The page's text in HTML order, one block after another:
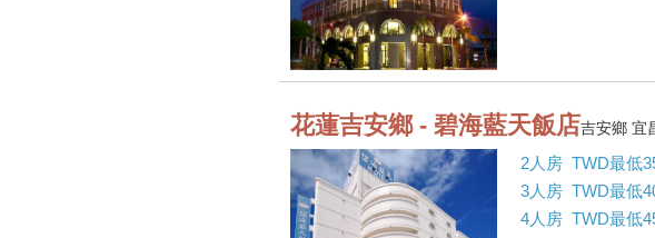
花蓮吉安鄉 - 碧海藍天飯店吉安鄉 宜
2人房 TWD最低
3人房 TWD最低
4人房 TWD最低